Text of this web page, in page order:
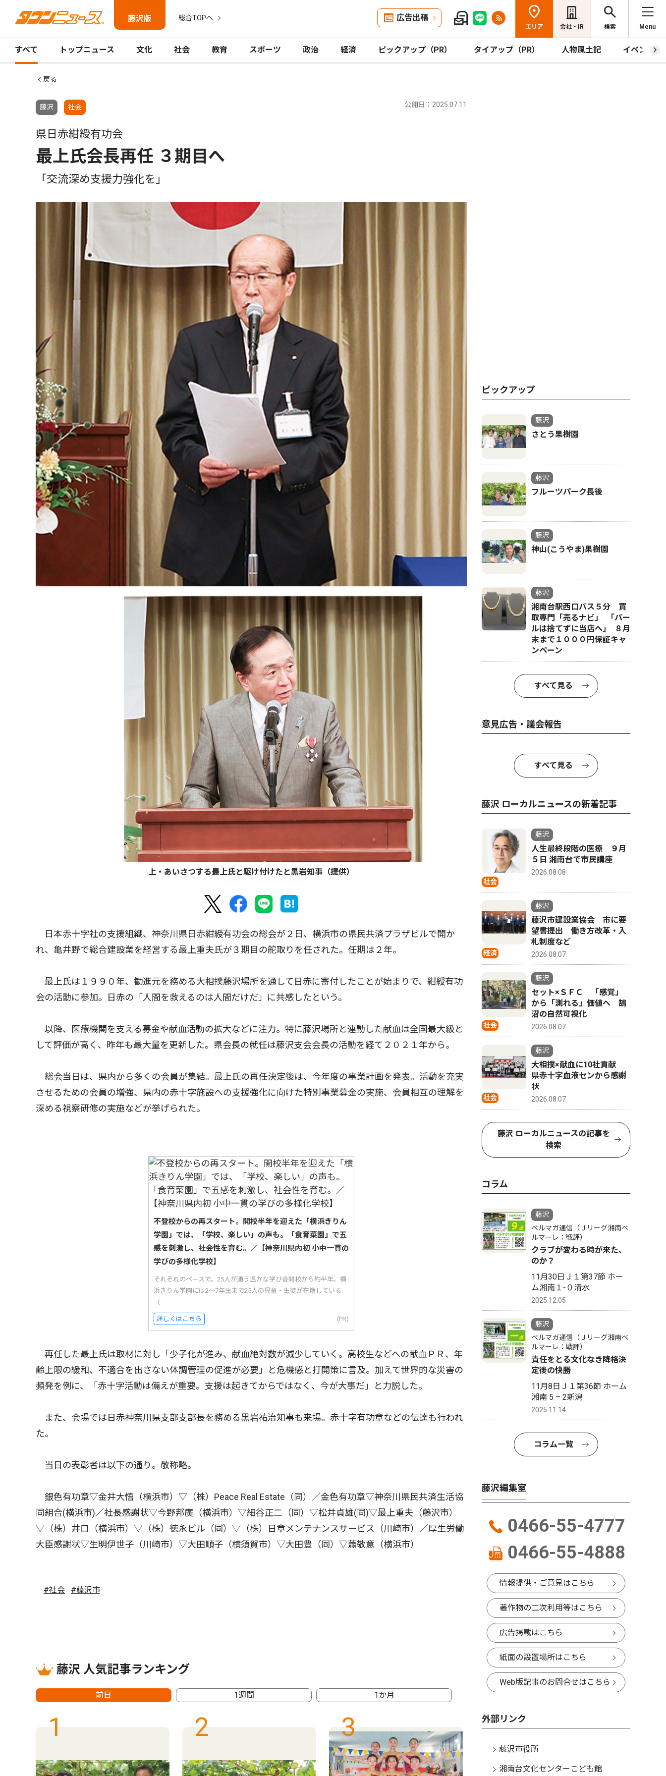
藤沢版 総合TOPへ 広告出稿
エリア 会社・IR 検索 Menu
すべて トップニュース 文化 社会 教育 スポーツ 政治 経済 ピックアップ（PR） タイアップ（PR） 人物風土記 イベント
戻る
藤沢 社会 公開日：2025.07.11
県日赤紺綬有功会
最上氏会長再任 ３期目へ
「交流深め支援力強化を」
上・あいさつする最上氏と駆け付けたと黒岩知事（提供）
日本赤十字社の支援組織、神奈川県日赤紺綬有功会の総会が２日、横浜市の県民共済プラザビルで開か
れ、亀井野で総合建設業を経営する最上重夫氏が３期目の舵取りを任された。任期は２年。
最上氏は１９９０年、勧進元を務める大相撲藤沢場所を通して日赤に寄付したことが始まりで、紺綬有功
会の活動に参加。日赤の「人間を救えるのは人間だけだ」に共感したという。
以降、医療機関を支える募金や献血活動の拡大などに注力。特に藤沢場所と連動した献血は全国最大級と
して評価が高く、昨年も最大量を更新した。県会長の就任は藤沢支会会長の活動を経て２０２１年から。
総会当日は、県内から多くの会員が集結。最上氏の再任決定後は、今年度の事業計画を発表。活動を充実
させるための会員の増強、県内の赤十字施設への支援強化に向けた特別事業募金の実施、会員相互の理解を
深める視察研修の実施などが挙げられた。
不登校からの再スタート。開校半年を迎えた「横浜きりん
学園」では、「学校、楽しい」の声も。「食育菜園」で五
感を刺激し、社会性を育む。／【神奈川県内初 小中一貫の
学びの多様化学校】
それぞれのペースで。25人が通う温かな学び舎開校から約半年。横
浜きりん学園には2〜7年生まで25人の児童・生徒が在籍している
（...
詳しくはこちら (PR)
再任した最上氏は取材に対し「少子化が進み、献血絶対数が減少していく。高校生などへの献血ＰＲ、年
齢上限の緩和、不適合を出さない体調管理の促進が必要」と危機感と打開策に言及。加えて世界的な災害の
頻発を例に、「赤十字活動は備えが重要。支援は起きてからではなく、今が大事だ」と力説した。
また、会場では日赤神奈川県支部支部長を務める黒岩祐治知事も来場。赤十字有功章などの伝達も行われ
た。
当日の表彰者は以下の通り。敬称略。
銀色有功章▽金井大悟（横浜市）▽（株）Peace Real Estate（同）／金色有功章▽神奈川県民共済生活協
同組合(横浜市)／社長感謝状▽今野邦廣（横浜市）▽細谷正二（同）▽松井貞雄(同)▽最上重夫（藤沢市）
▽（株）井口（横浜市）▽（株）徳永ビル（同）▽（株）日章メンテナンスサービス（川崎市）／厚生労働
大臣感謝状▽生明伊世子（川崎市）▽大田順子（横須賀市）▽大田豊（同）▽蕭敬意（横浜市）
#社会 #藤沢市
藤沢 人気記事ランキング
前日 1週間 1か月
1 2 3 4
ピックアップ
藤沢
さとう果樹園
藤沢
フルーツパーク長後
藤沢
神山(こうやま)果樹園
藤沢
湘南台駅西口バス５分 買
取専門「売るナビ」 ｢パー
ルは捨てずに当店へ｣ ８月
末まで１０００円保証キャ
ンペーン
すべて見る
意見広告・議会報告
すべて見る
藤沢 ローカルニュースの新着記事
社会
藤沢
人生最終段階の医療 ９月
５日 湘南台で市民講座
2026.08.08
経済
藤沢
藤沢市建設業協会 市に要
望書提出 働き方改革・入
札制度など
2026.08.07
社会
藤沢
セット×ＳＦＣ 「感覚」
から「測れる」価値へ 鵠
沼の自然可視化
2026.08.07
社会
藤沢
大相撲×献血に10社貢献
県赤十字血液センから感謝
状
2026.08.07
藤沢 ローカルニュースの記事を
検索
コラム
藤沢
ベルマガ通信（Ｊリーグ湘南ベ
ルマーレ：戦評）
クラブが変わる時が来た、
のか？
11月30日Ｊ１第37節 ホー
ム湘南１-０清水
2025.12.05
藤沢
ベルマガ通信（Ｊリーグ湘南ベ
ルマーレ：戦評）
責任をとる文化なき降格決
定後の快勝
11月8日Ｊ１第36節 ホーム
湘南 5 – 2新潟
2025.11.14
コラム一覧
藤沢編集室
0466-55-4777
0466-55-4888
情報提供・ご意見はこちら
著作物の二次利用等はこちら
広告掲載はこちら
紙面の設置場所はこちら
Web版記事のお問合せはこちら
外部リンク
藤沢市役所
湘南台文化センターこども館